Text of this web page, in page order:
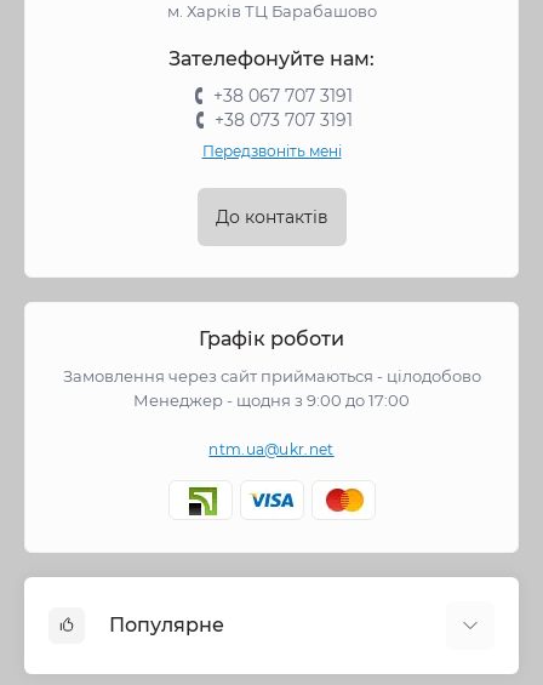
м. Харків ТЦ Барабашово
Зателефонуйте нам:
+38 067 707 3191
+38 073 707 3191
Передзвоніть мені
До контактів
Графік роботи
Замовлення через сайт приймаються - цілодобово
Менеджер - щодня з 9:00 до 17:00
ntm.ua@ukr.net
Популярне